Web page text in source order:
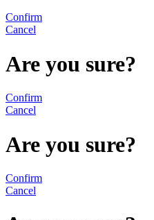
Confirm
Cancel
Are you sure?
Confirm
Cancel
Are you sure?
Confirm
Cancel